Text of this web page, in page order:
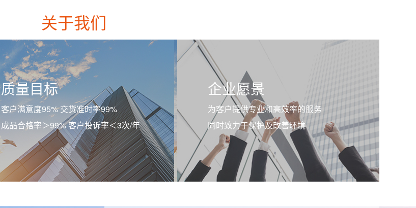
关于我们
质量目标
客户满意度95% 交货准时率99%
成品合格率＞99% 客户投诉率＜3次/年
企业愿景
为客户提供专业和高效率的服务
同时致力于保护及改善环境